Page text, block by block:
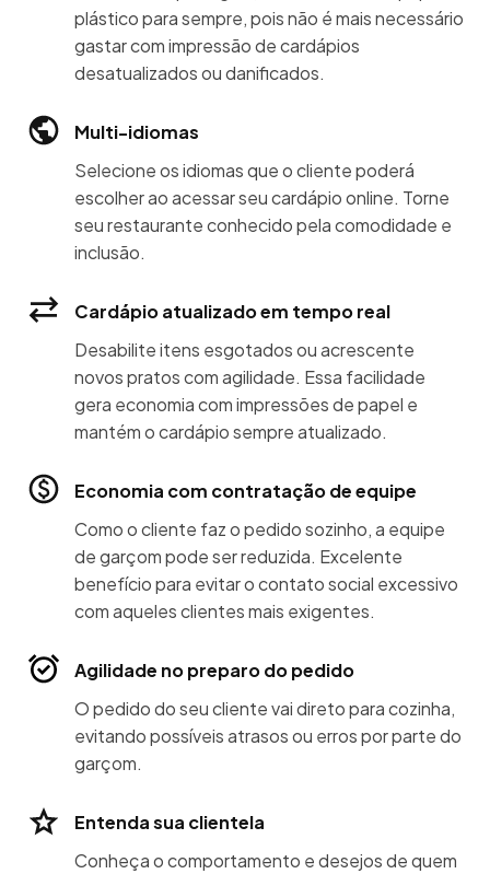
plástico para sempre, pois não é mais necessário
gastar com impressão de cardápios
desatualizados ou danificados.
Multi-idiomas
Selecione os idiomas que o cliente poderá
escolher ao acessar seu cardápio online. Torne
seu restaurante conhecido pela comodidade e
inclusão.
Cardápio atualizado em tempo real
Desabilite itens esgotados ou acrescente
novos pratos com agilidade. Essa facilidade
gera economia com impressões de papel e
mantém o cardápio sempre atualizado.
Economia com contratação de equipe
Como o cliente faz o pedido sozinho, a equipe
de garçom pode ser reduzida. Excelente
benefício para evitar o contato social excessivo
com aqueles clientes mais exigentes.
Agilidade no preparo do pedido
O pedido do seu cliente vai direto para cozinha,
evitando possíveis atrasos ou erros por parte do
garçom.
Entenda sua clientela
Conheça o comportamento e desejos de quem